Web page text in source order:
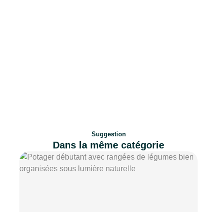
Suggestion
Dans la même catégorie